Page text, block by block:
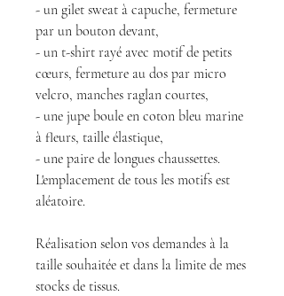
- un gilet sweat à capuche, fermeture
par un bouton devant,
- un t-shirt rayé avec motif de petits
cœurs, fermeture au dos par micro
velcro, manches raglan courtes,
- une jupe boule en coton bleu marine
à fleurs, taille élastique,
- une paire de longues chaussettes.
L'emplacement de tous les motifs est
aléatoire.
Réalisation selon vos demandes à la
taille souhaitée et dans la limite de mes
stocks de tissus.